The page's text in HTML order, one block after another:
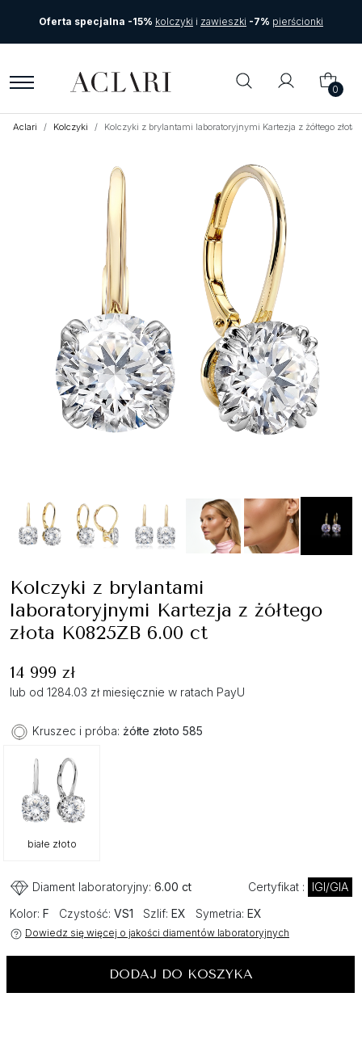
Oferta specjalna -15% kolczyki i zawieszki -7% pierścionki
0
Aclari Kolczyki Kolczyki z brylantami laboratoryjnymi Kartezja z żółtego
Kolczyki z brylantami
laboratoryjnymi Kartezja z żółtego
złota K0825ZB 6.00 ct
14 999 zł
lub od 1284.03 zł miesięcznie w ratach PayU
Kruszec i próba: żółte złoto 585
białe złoto
Diament laboratoryjny: 6.00 ct Certyfikat :
IGI/GIA
Kolor: F Czystość: VS1 Szlif: EX Symetria: EX
Dowiedz się więcej o jakości diamentów laboratoryjnych
DODAJ DO KOSZYKA